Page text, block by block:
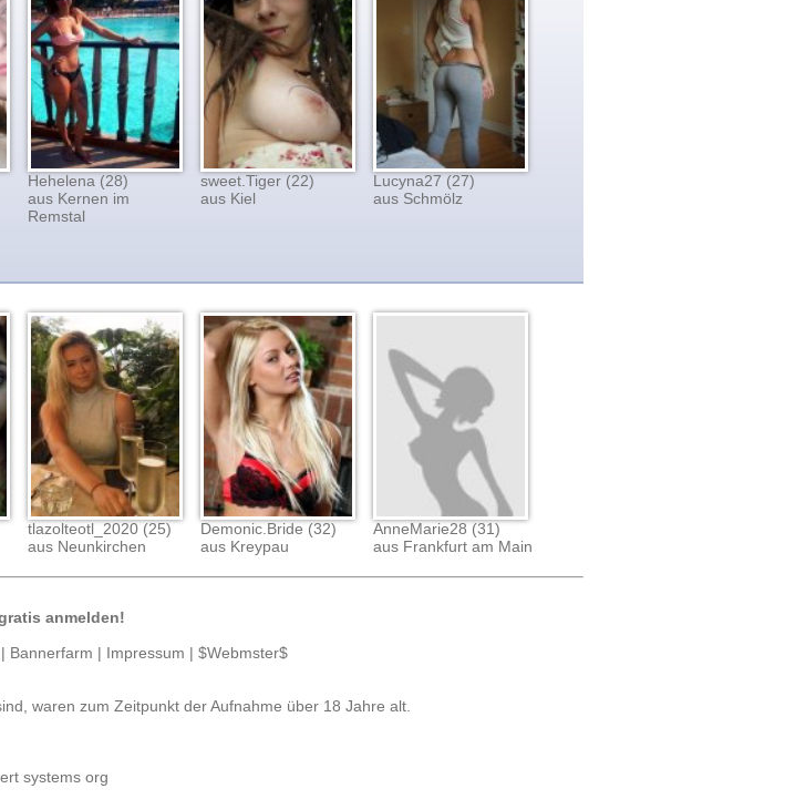
Hehelena (28)
aus Kernen im
Remstal
sweet.Tiger (22)
aus Kiel
Lucyna27 (27)
aus Schmölz
tlazolteotl_2020 (25)
aus Neunkirchen
Demonic.Bride (32)
aus Kreypau
AnneMarie28 (31)
aus Frankfurt am Main
anmelden!
| Bannerfarm | Impressum | $Webmster$
waren zum Zeitpunkt der Aufnahme über 18 Jahre alt.